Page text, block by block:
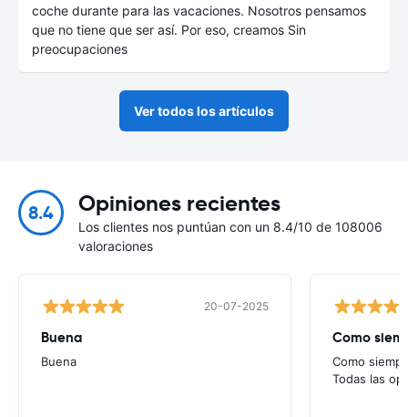
coche durante para las vacaciones. Nosotros pensamos
que no tiene que ser así. Por eso, creamos Sin
preocupaciones
Ver todos los artículos
8.4 Opiniones recientes
Los clientes nos puntúan con un 8.4/10 de 108006
valoraciones
20-07-2025
Buena
Buena
Como
Como
Todas las